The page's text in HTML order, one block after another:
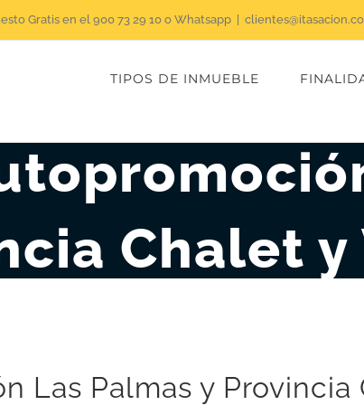
Gratis en el 900 73 29 10 o Whatsapp
TIPOS DE INMUEBLE
Chalet y
Las Palmas y Provincia